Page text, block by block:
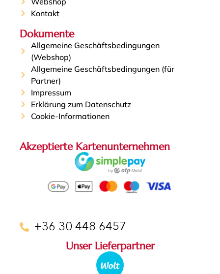
Kontakt
Dokumente
Allgemeine Geschäftsbedingungen
(Webshop)
Allgemeine Geschäftsbedingungen (für
Partner)
Impressum
Erklärung zum Datenschutz
Cookie-Informationen
Akzeptierte Kartenunternehmen
+36 30 448 6457
Unser Lieferpartner